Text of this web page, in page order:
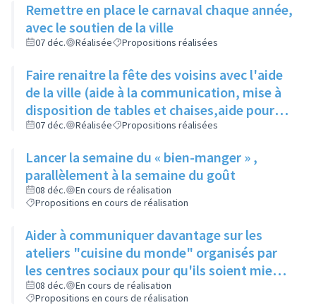
Remettre en place le carnaval chaque année,
avec le soutien de la ville
07 déc. Réalisée Propositions réalisées
Faire renaitre la fête des voisins avec l'aide
de la ville (aide à la communication, mise à
disposition de tables et chaises,aide pour
les demandes d'occupation du domaine
07 déc. Réalisée Propositions réalisées
Lancer la semaine du « bien-manger » ,
parallèlement à la semaine du goût
08 déc.
En cours de réalisation
Propositions en cours de réalisation
Aider à communiquer davantage sur les
ateliers "cuisine du monde" organisés par
les centres sociaux pour qu'ils soient mieux
connus
08 déc.
En cours de réalisation
Propositions en cours de réalisation